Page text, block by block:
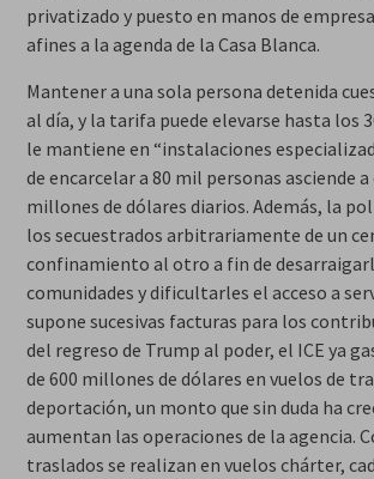
privatizado y puesto en manos de
afines a la agenda de la Casa Blanca.
Mantener a una sola persona detenida
al día, y la tarifa puede elevarse hasta los
le mantiene en “instalaciones
de encarcelar a 80 mil personas asciende a
millones de dólares diarios. Además, la
los secuestrados arbitrariamente de un
confinamiento al otro a fin de
comunidades y dificultarles el acceso a
supone sucesivas facturas para los
del regreso de Trump al poder, el ICE ya
de 600 millones de dólares en vuelos de
deportación, un monto que sin duda ha
aumentan las operaciones de la agencia.
traslados se realizan en vuelos chárter,